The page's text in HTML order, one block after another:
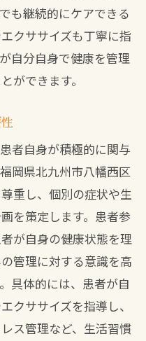
も継続的にケアできる
クササイズも丁寧に指
自分自身で健康を管理
ができます。
者自身が積極的に関与
岡県北九州市八幡西区
重し、個別の症状や生
を策定します。患者参
が自身の健康状態を理
管理に対する意識を高
具体的には、患者が自
クササイズを指導し、
ス管理など、生活習慣